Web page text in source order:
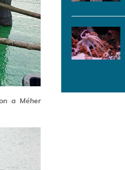
a Méher